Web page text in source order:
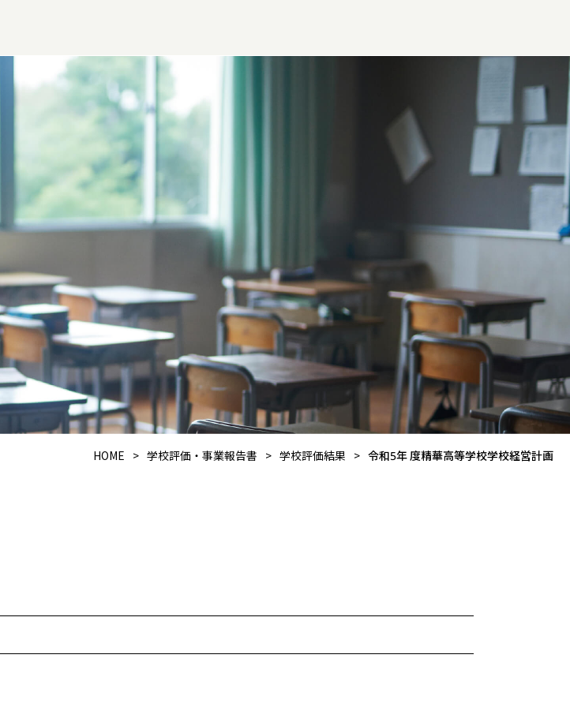
HOME > 学校評価・事業報告書 > 学校評価結果 > 令和5年 度精華高等学校学校経営計画